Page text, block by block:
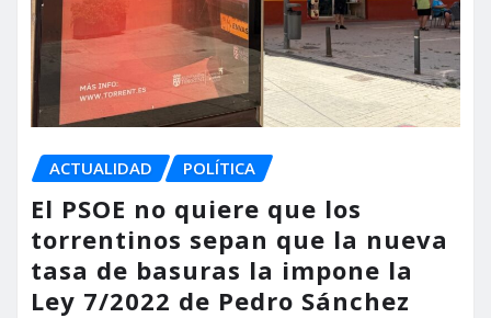
ACTUALIDAD POLÍTICA
El PSOE no quiere que los
torrentinos sepan que la nueva
tasa de basuras la impone la
Ley 7/2022 de Pedro Sánchez